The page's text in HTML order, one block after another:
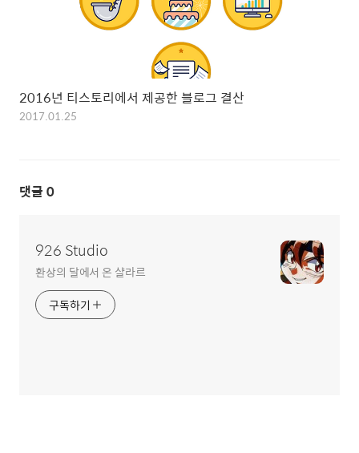
2016년 티스토리에서 제공한 블로그 결산
2017.01.25
댓글 0
926 Studio
환상의 달에서 온 샬라르
구독하기